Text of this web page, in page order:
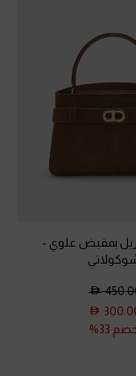
بمقبض علوي -
33%